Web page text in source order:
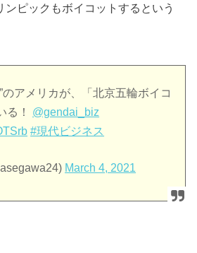
ンピックもボイコットするという
のアメリカが、「北京五輪ボイコ
る！ @gendai_biz
#現代ビジネス
March 4, 2021